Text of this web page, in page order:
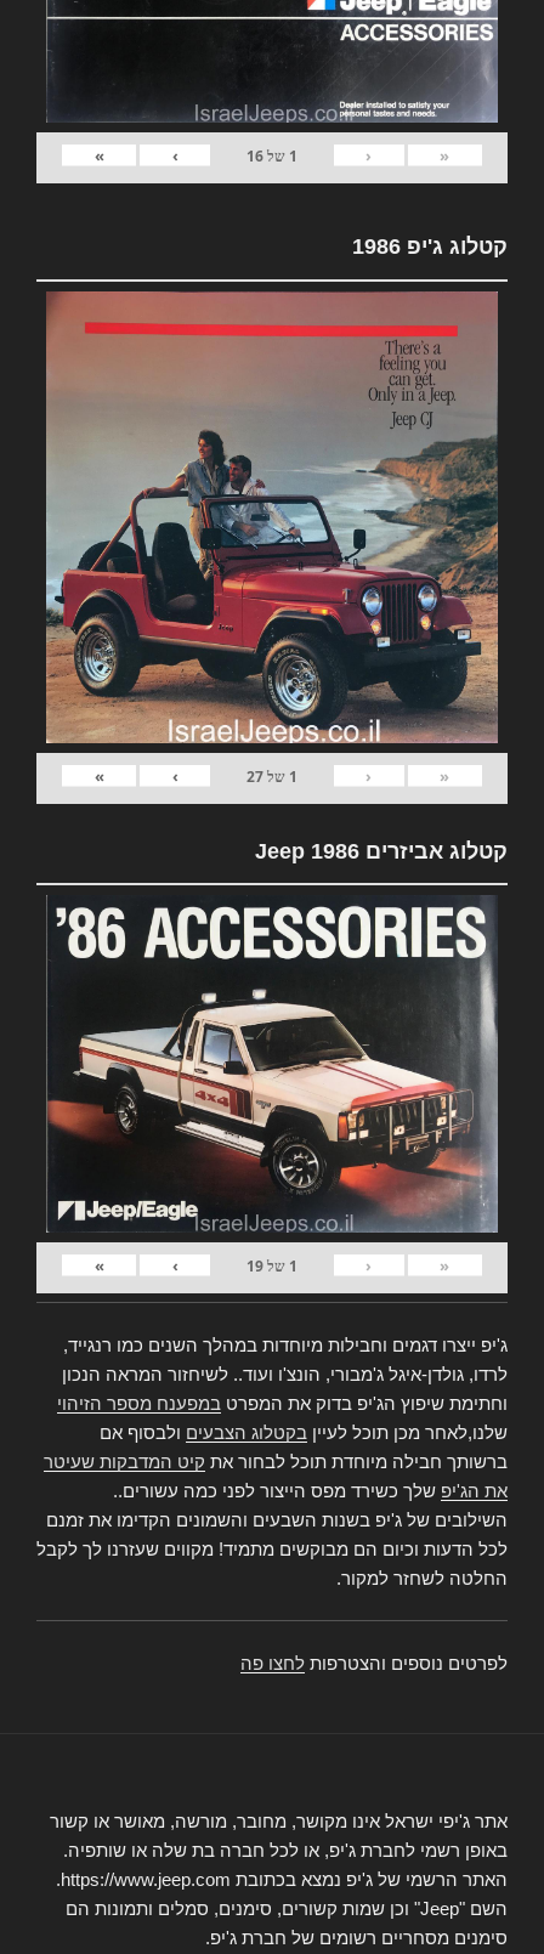
«
‹
1 של16
›
»
קטלוג ג'יפ 1986
«
‹
1 של27
›
»
קטלוג אביזרים Jeep 1986
«
‹
1 של19
›
»
ג'יפ ייצרו דגמים וחבילות מיוחדות במהלך השנים כמו רנגייד,
לרדו, גולדן-איגל ג'מבורי, הונצ'ו ועוד.. לשיחזור המראה הנכון
וחתימת שיפוץ הג'יפ בדוק את המפרט במפענח מספר הזיהוי
שלנו,לאחר מכן תוכל לעיין בקטלוג הצבעים ולבסוף אם
ברשותך חבילה מיוחדת תוכל לבחור את קיט המדבקות שעיטר
את הג'יפ שלך כשירד מפס הייצור לפני כמה עשורים..
השילובים של ג'יפ בשנות השבעים והשמונים הקדימו את זמנם
לכל הדעות וכיום הם מבוקשים מתמיד! מקווים שעזרנו לך לקבל
החלטה לשחזר למקור.
לפרטים נוספים והצטרפות לחצו פה
אתר ג'יפי ישראל אינו מקושר, מחובר, מורשה, מאושר או קשור
באופן רשמי לחברת ג'יפ, או לכל חברה בת שלה או שותפיה.
האתר הרשמי של ג'יפ נמצא בכתובת https://www.jeep.com.
השם "Jeep" וכן שמות קשורים, סימנים, סמלים ותמונות הם
סימנים מסחריים רשומים של חברת ג'יפ.